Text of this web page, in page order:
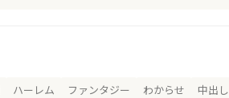
ハーレム ファンタジー わからせ 中出し